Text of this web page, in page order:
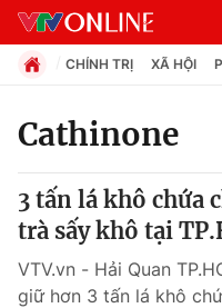
Chuyên mục
Chính trị
Xã hội
CHÍNH TRỊ XÃ HỘI
Cathinone
3 tấn lá khô chứa
trà sấy khô tại
VTV.vn - Hải Quan
giữ hơn 3 tấn lá khô